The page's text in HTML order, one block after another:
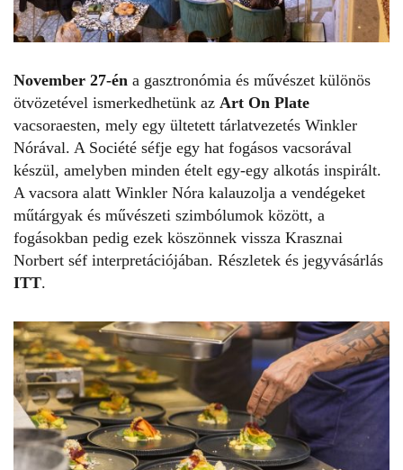
November 27-én a gasztronómia és művészet különös
ötvözetével ismerkedhetünk az Art On Plate
vacsoraesten, mely egy ültetett tárlatvezetés Winkler
Nórával. A Société séfje egy hat fogásos vacsorával
készül, amelyben minden ételt egy-egy alkotás inspirált.
A vacsora alatt Winkler Nóra kalauzolja a vendégeket
műtárgyak és művészeti szimbólumok között, a
fogásokban pedig ezek köszönnek vissza Krasznai
Norbert séf interpretációjában. Részletek és jegyvásárlás
ITT.